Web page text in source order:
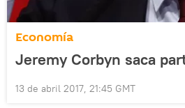
Economía
Jeremy Corbyn saca
13 de abril 2017, 21:45 GMT